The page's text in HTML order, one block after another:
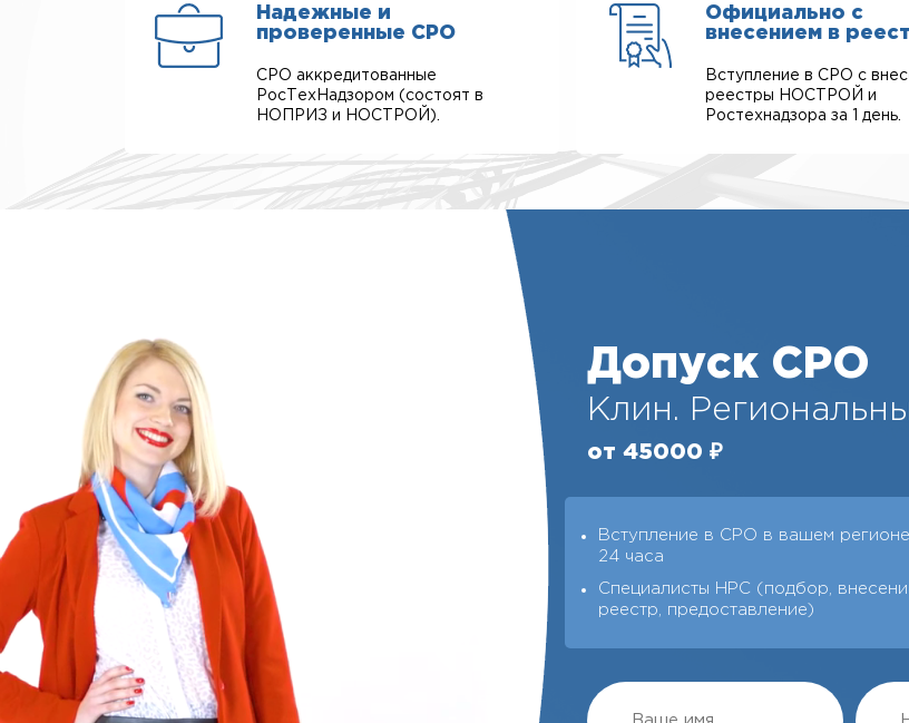
Надежные и
проверенные СРО
СРО аккредитованные
РосТехНадзором (состоят в
НОПРИЗ и НОСТРОЙ).
Официально с
внесением в
Вступление в СРО с
реестры НОСТРОЙ и
Ростехнадзора за 1 день.
Допуск СРО
Клин.
от 45000 ₽
Вступление в СРО в вашем
24 часа
Специалисты НРС (подбор,
реестр, предоставление)